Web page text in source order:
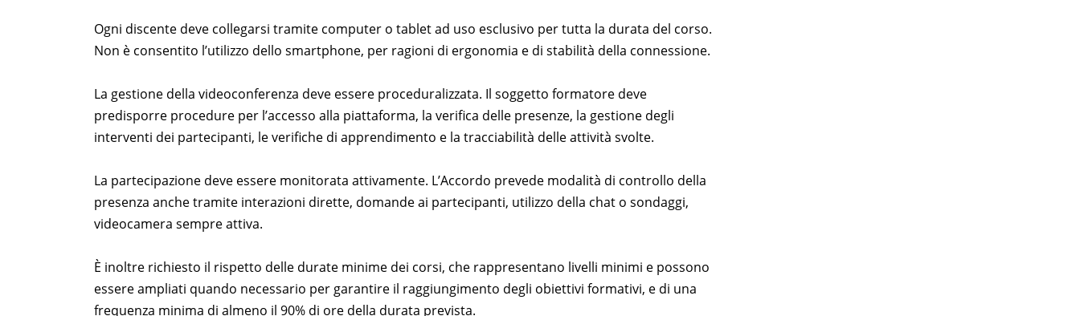
Ogni discente deve collegarsi tramite computer o tablet ad uso esclusivo per tutta la durata del corso.
Non è consentito l’utilizzo dello smartphone, per ragioni di ergonomia e di stabilità della connessione.
La gestione della videoconferenza deve essere proceduralizzata. Il soggetto formatore deve
predisporre procedure per l’accesso alla piattaforma, la verifica delle presenze, la gestione degli
interventi dei partecipanti, le verifiche di apprendimento e la tracciabilità delle attività svolte.
La partecipazione deve essere monitorata attivamente. L’Accordo prevede modalità di controllo della
presenza anche tramite interazioni dirette, domande ai partecipanti, utilizzo della chat o sondaggi,
videocamera sempre attiva.
È inoltre richiesto il rispetto delle durate minime dei corsi, che rappresentano livelli minimi e possono
essere ampliati quando necessario per garantire il raggiungimento degli obiettivi formativi, e di una
frequenza minima di almeno il 90% di ore della durata prevista.